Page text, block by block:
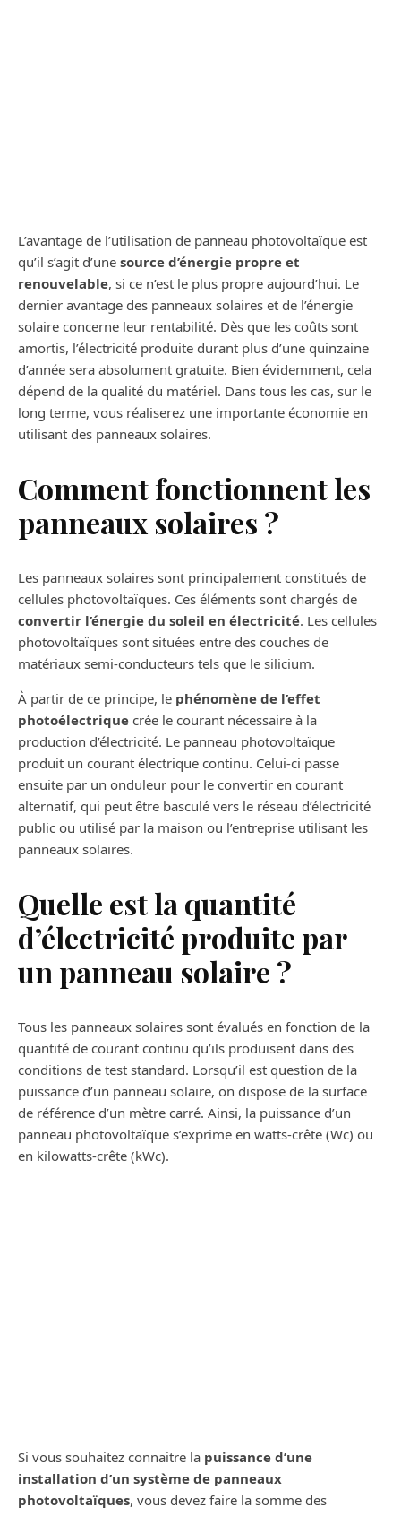
L’avantage de l’utilisation de panneau photovoltaïque est
qu’il s’agit d’une source d’énergie propre et
renouvelable, si ce n’est le plus propre aujourd’hui. Le
dernier avantage des panneaux solaires et de l’énergie
solaire concerne leur rentabilité. Dès que les coûts sont
amortis, l’électricité produite durant plus d’une quinzaine
d’année sera absolument gratuite. Bien évidemment, cela
dépend de la qualité du matériel. Dans tous les cas, sur le
long terme, vous réaliserez une importante économie en
utilisant des panneaux solaires.
Comment fonctionnent les
panneaux solaires ?
Les panneaux solaires sont principalement constitués de
cellules photovoltaïques. Ces éléments sont chargés de
convertir l’énergie du soleil en électricité. Les cellules
photovoltaïques sont situées entre des couches de
matériaux semi-conducteurs tels que le silicium.
À partir de ce principe, le phénomène de l’effet
photoélectrique crée le courant nécessaire à la
production d’électricité. Le panneau photovoltaïque
produit un courant électrique continu. Celui-ci passe
ensuite par un onduleur pour le convertir en courant
alternatif, qui peut être basculé vers le réseau d’électricité
public ou utilisé par la maison ou l’entreprise utilisant les
panneaux solaires.
Quelle est la quantité
d’électricité produite par
un panneau solaire ?
Tous les panneaux solaires sont évalués en fonction de la
quantité de courant continu qu’ils produisent dans des
conditions de test standard. Lorsqu’il est question de la
puissance d’un panneau solaire, on dispose de la surface
de référence d’un mètre carré. Ainsi, la puissance d’un
panneau photovoltaïque s’exprime en watts-crête (Wc) ou
en kilowatts-crête (kWc).
Si vous souhaitez connaitre la puissance d’une
installation d’un système de panneaux
photovoltaïques, vous devez faire la somme des